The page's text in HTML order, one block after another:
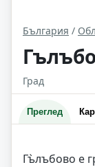
България /
Град
Преглед
Гъ̀лъбово е